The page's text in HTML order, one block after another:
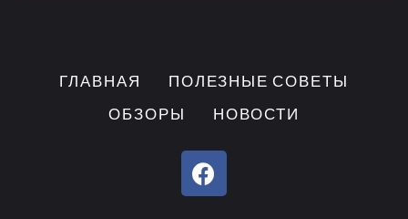
ГЛАВНАЯ
ПОЛЕЗНЫЕ СОВЕТЫ
ОБЗОРЫ
НОВОСТИ